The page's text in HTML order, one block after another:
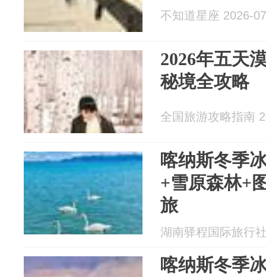
不知道星座 2026-
2026年五天
秘境全攻略
全国旅游攻略指南
喀纳斯冬季
+雪原森林+
旅
湖南驿程国际旅行
喀纳斯冬季